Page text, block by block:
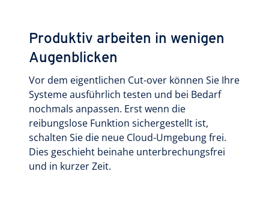
Produktiv arbeiten in wenigen
Augenblicken
Vor dem eigentlichen Cut-over können Sie Ihre
Systeme ausführlich testen und bei Bedarf
nochmals anpassen. Erst wenn die
reibungslose Funktion sichergestellt ist,
schalten Sie die neue Cloud-Umgebung frei.
Dies geschieht beinahe unterbrechungsfrei
und in kurzer Zeit.